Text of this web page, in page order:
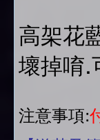
高架花
壞掉唷.
注意事項: